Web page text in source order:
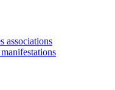
associations